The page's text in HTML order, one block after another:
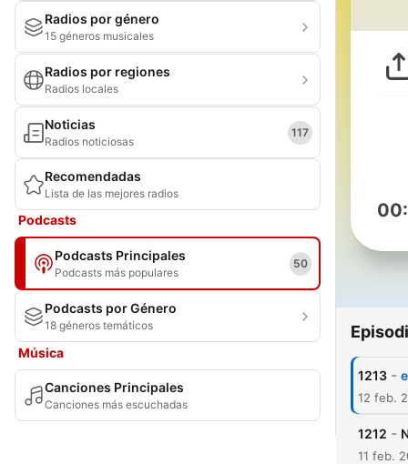
Radios por género
15 géneros musicales
Radios por regiones
Radios locales
Noticias
Radios noticiosas
117
Recomendadas
Lista de las mejores radios
Podcasts
Podcasts Principales
Podcasts más populares
50
Podcasts por Género
18 géneros temáticos
Música
Canciones Principales
Canciones más escuchadas
1213 -
12 feb.
1212 -
11 feb.